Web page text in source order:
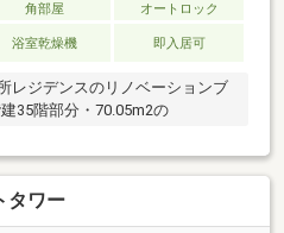
角部屋
オートロック
浴室乾燥機 即入居可
レジデンスのリノベーションブ
35階部分・70.05m2の
タワー